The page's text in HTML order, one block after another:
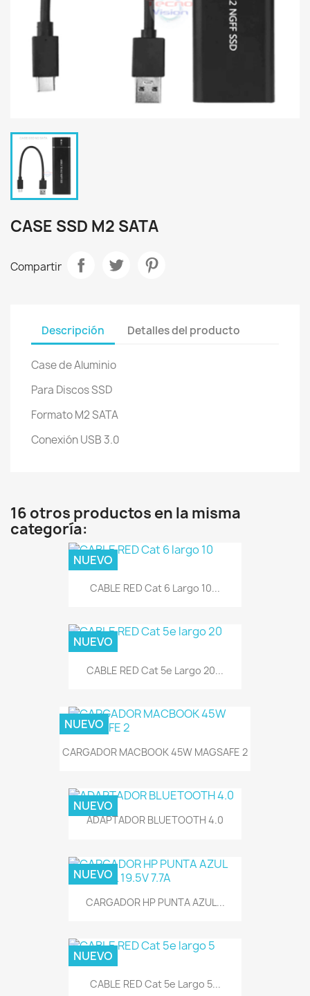
CASE SSD M2 SATA
Compartir
Descripción Detalles del producto
Case de Aluminio
Para Discos SSD
Formato M2 SATA
Conexión USB 3.0
16 otros productos en la misma
categoría:
CABLE RED Cat 6 Largo 10...
NUEVO
CABLE RED Cat 5e Largo 20...
NUEVO
CARGADOR MACBOOK 45W MAGSAFE 2
NUEVO
ADAPTADOR BLUETOOTH 4.0
NUEVO
CARGADOR HP PUNTA AZUL...
NUEVO
CABLE RED Cat 5e Largo 5...
NUEVO